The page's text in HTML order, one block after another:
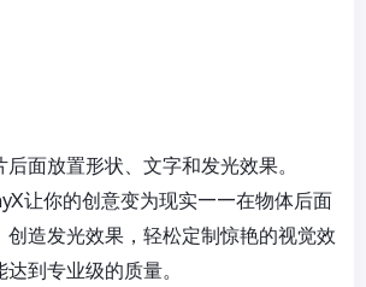
面放置形状、文字和发光效果。
让你的创意变为现实——在物体后面
创造发光效果，轻松定制惊艳的视觉效
到专业级的质量。